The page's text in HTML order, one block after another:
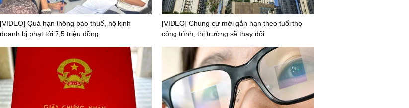
[VIDEO] Quá hạn thông báo thuế, hộ kinh
doanh bị phạt tới 7,5 triệu đồng
[VIDEO] Chung cư mới gắn hạn theo tuổi thọ
công trình, thị trường sẽ thay đổi